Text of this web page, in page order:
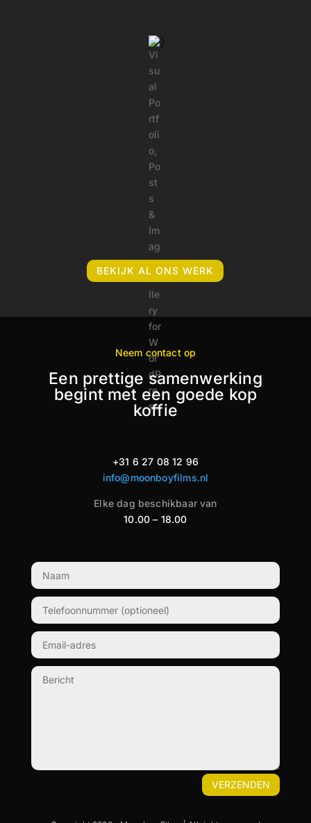
BEKIJK AL ONS WERK
Neem contact op
Een prettige samenwerking
begint met een goede kop
koffie
+31 6 27 08 12 96
info@moonboyfilms.nl
Elke dag beschikbaar van
10.00 – 18.00
VERZENDEN